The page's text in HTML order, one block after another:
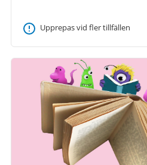
Upprepas vid fler tillfällen